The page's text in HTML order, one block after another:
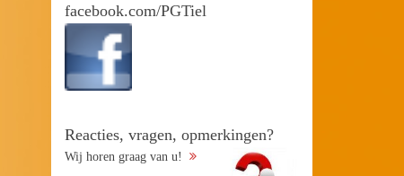
facebook.com/PGTiel
Reacties, vragen, opmerkingen?
Wij horen graag van u!